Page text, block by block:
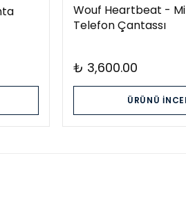
Wouf Heartbeat -
Telefon Çantassı
₺ 3,600.00
ÜRÜNÜ